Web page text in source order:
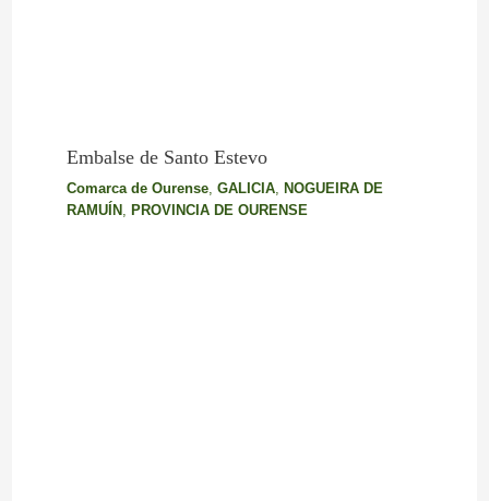
Embalse de Santo Estevo
Comarca de Ourense, GALICIA,
NOGUEIRA DE
RAMUÍN
PROVINCIA DE OURENSE